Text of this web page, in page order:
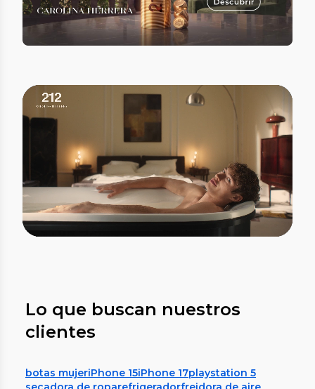
Lo que buscan nuestros
clientes
botas mujeriPhone 15iPhone 17playstation 5